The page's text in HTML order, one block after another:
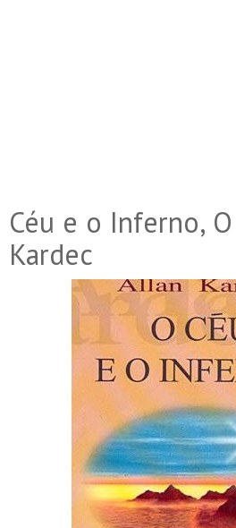
Céu e o Inferno,
Kardec